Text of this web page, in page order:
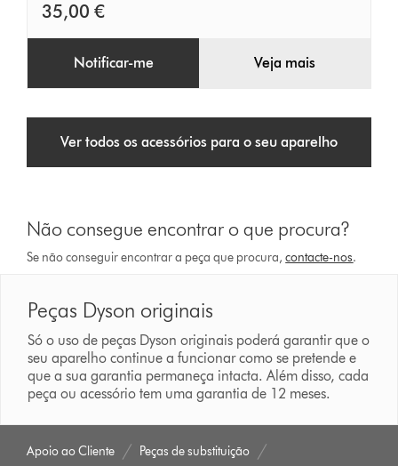
35,00 €
Notificar-me Veja mais
Ver todos os acessórios para o seu aparelho
Não consegue encontrar o que procura?
Se não conseguir encontrar a peça que procura,contacte-nos.
Peças Dyson originais
Só o uso de peças Dyson originais poderá garantir que o
seu aparelho continue a funcionar como se pretende e
que a sua garantia permaneça intacta. Além disso, cada
peça ou acessório tem uma garantia de 12 meses.
Apoio ao Cliente Peças de substituição